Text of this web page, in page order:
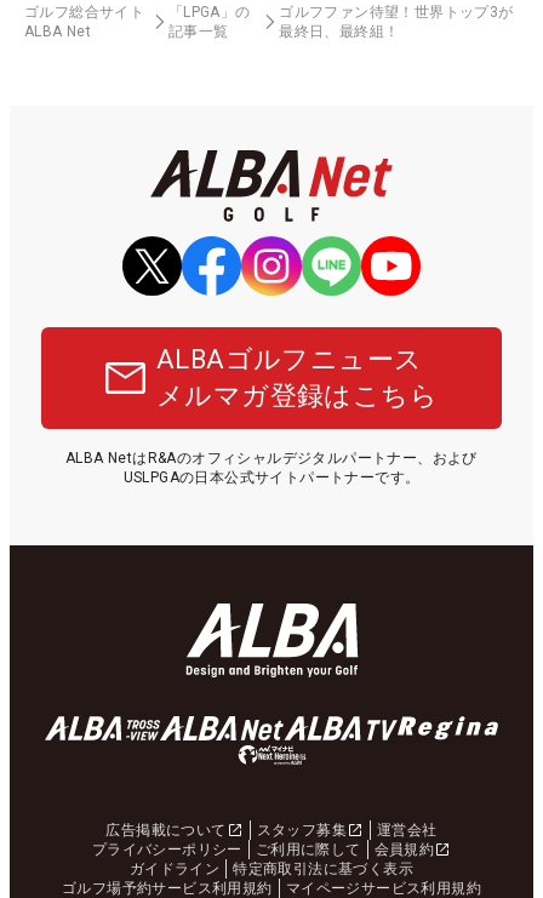
ゴルフ総合サイト
ALBA Net
「LPGA」の
記事一覧
ゴルフファン待望！世界トップ3が
最終日、最終組！
ALBAゴルフニュース
メルマガ登録はこちら
ALBA NetはR&Aのオフィシャルデジタルパートナー、および
USLPGAの日本公式サイトパートナーです。
広告掲載について スタッフ募集
運営会社
プライバシーポリシー
ご利用に際して
会員規約
ガイドライン
特定商取引法に基づく表示
ゴルフ場予約サービス利用規約
マイページサービス利用規約